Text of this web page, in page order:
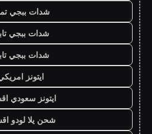
شدات ببجي
شدات ببجي
شدات ببجي
ايتونز
ايتونز سعودي
شحن يلا لودو